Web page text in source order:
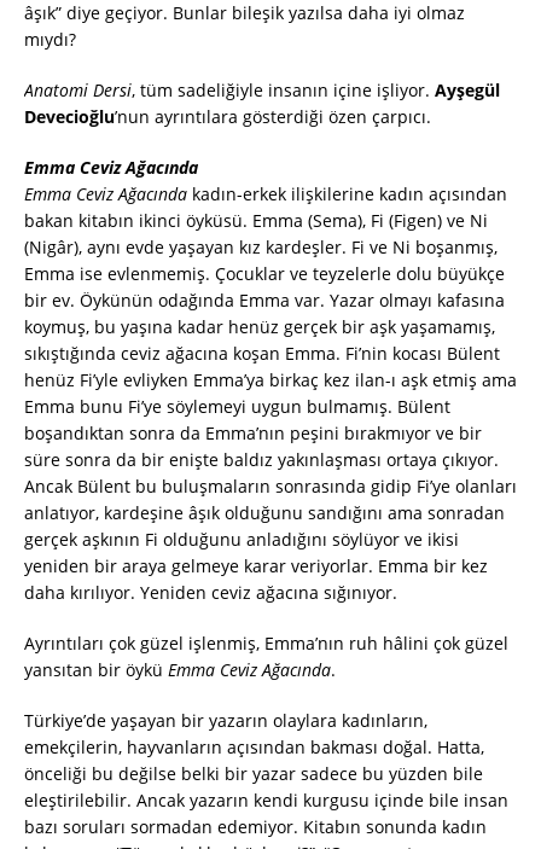
âşık” diye geçiyor. Bunlar bileşik yazılsa daha iyi olmaz
mıydı?
Anatomi Dersi, tüm sadeliğiyle insanın içine işliyor. Ayşegül
Devecioğlu’nun ayrıntılara gösterdiği özen çarpıcı.
Emma Ceviz Ağacında
Emma Ceviz Ağacında kadın-erkek ilişkilerine kadın açısından
bakan kitabın ikinci öyküsü. Emma (Sema), Fi (Figen) ve Ni
(Nigâr), aynı evde yaşayan kız kardeşler. Fi ve Ni boşanmış,
Emma ise evlenmemiş. Çocuklar ve teyzelerle dolu büyükçe
bir ev. Öykünün odağında Emma var. Yazar olmayı kafasına
koymuş, bu yaşına kadar henüz gerçek bir aşk yaşamamış,
sıkıştığında ceviz ağacına koşan Emma. Fi’nin kocası Bülent
henüz Fi’yle evliyken Emma’ya birkaç kez ilan-ı aşk etmiş ama
Emma bunu Fi’ye söylemeyi uygun bulmamış. Bülent
boşandıktan sonra da Emma’nın peşini bırakmıyor ve bir
süre sonra da bir enişte baldız yakınlaşması ortaya çıkıyor.
Ancak Bülent bu buluşmaların sonrasında gidip Fi’ye olanları
anlatıyor, kardeşine âşık olduğunu sandığını ama sonradan
gerçek aşkının Fi olduğunu anladığını söylüyor ve ikisi
yeniden bir araya gelmeye karar veriyorlar. Emma bir kez
daha kırılıyor. Yeniden ceviz ağacına sığınıyor.
Ayrıntıları çok güzel işlenmiş, Emma’nın ruh hâlini çok güzel
yansıtan bir öykü Emma Ceviz Ağacında.
Türkiye’de yaşayan bir yazarın olaylara kadınların,
emekçilerin, hayvanların açısından bakması doğal. Hatta,
önceliği bu değilse belki bir yazar sadece bu yüzden bile
eleştirilebilir. Ancak yazarın kendi kurgusu içinde bile insan
bazı soruları sormadan edemiyor. Kitabın sonunda kadın